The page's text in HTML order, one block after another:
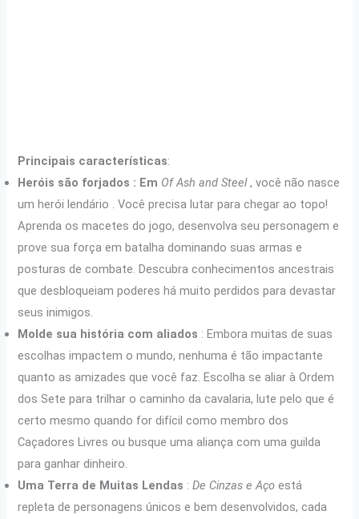
Principais características:
Heróis são forjados : Em Of Ash and Steel, você não nasce
um herói lendário . Você precisa lutar para chegar ao topo!
Aprenda os macetes do jogo, desenvolva seu personagem e
prove sua força em batalha dominando suas armas e
posturas de combate. Descubra conhecimentos ancestrais
que desbloqueiam poderes há muito perdidos para devastar
seus inimigos.
Molde sua história com aliados : Embora muitas de suas
escolhas impactem o mundo, nenhuma é tão impactante
quanto as amizades que você faz. Escolha se aliar à Ordem
dos Sete para trilhar o caminho da cavalaria, lute pelo que é
certo mesmo quando for difícil como membro dos
Caçadores Livres ou busque uma aliança com uma guilda
para ganhar dinheiro.
Uma Terra de Muitas Lendas :De Cinzas e Aço está
repleta de personagens únicos e bem desenvolvidos, cada